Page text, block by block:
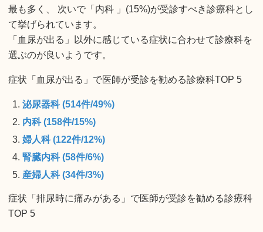
最も多く、 次いで「内科 」(15%)が受診すべき診療科とし
て挙げられています。
「血尿が出る」以外に感じている症状に合わせて診療科を
選ぶのが良いようです。
症状「血尿が出る」で医師が受診を勧める診療科TOP 5
泌尿器科 (514件/49%)
内科 (158件/15%)
婦人科 (122件/12%)
腎臓内科 (58件/6%)
産婦人科 (34件/3%)
症状「排尿時に痛みがある」で医師が受診を勧める診療科
TOP 5